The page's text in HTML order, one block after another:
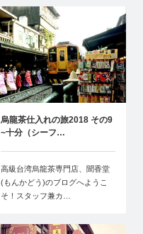
烏龍茶仕入れの旅2018 その9
~十分（シーフ…
高級台湾烏龍茶専門店、聞香堂
(もんかどう)のブログへようこ
そ！スタッフ兼カ…